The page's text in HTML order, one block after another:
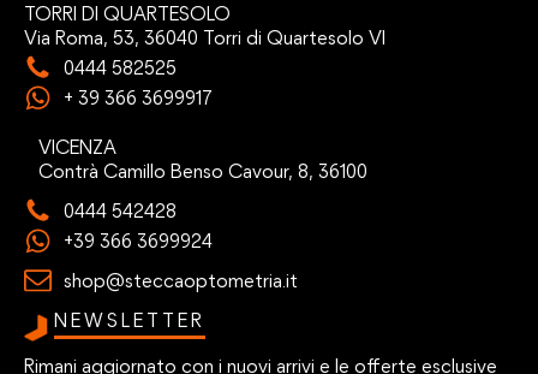
TORRI DI QUARTESOLO
Via Roma, 53, 36040 Torri di Quartesolo VI
0444 582525
+ 39 366 3699917
VICENZA
Contrà Camillo Benso Cavour, 8, 36100
0444 542428
+39 366 3699924
shop@steccaoptometria.it
NEWSLETTER
Rimani aggiornato con i nuovi arrivi e le offerte esclusive